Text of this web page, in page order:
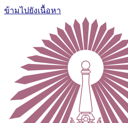
ข้ามไปยังเนื้อหา